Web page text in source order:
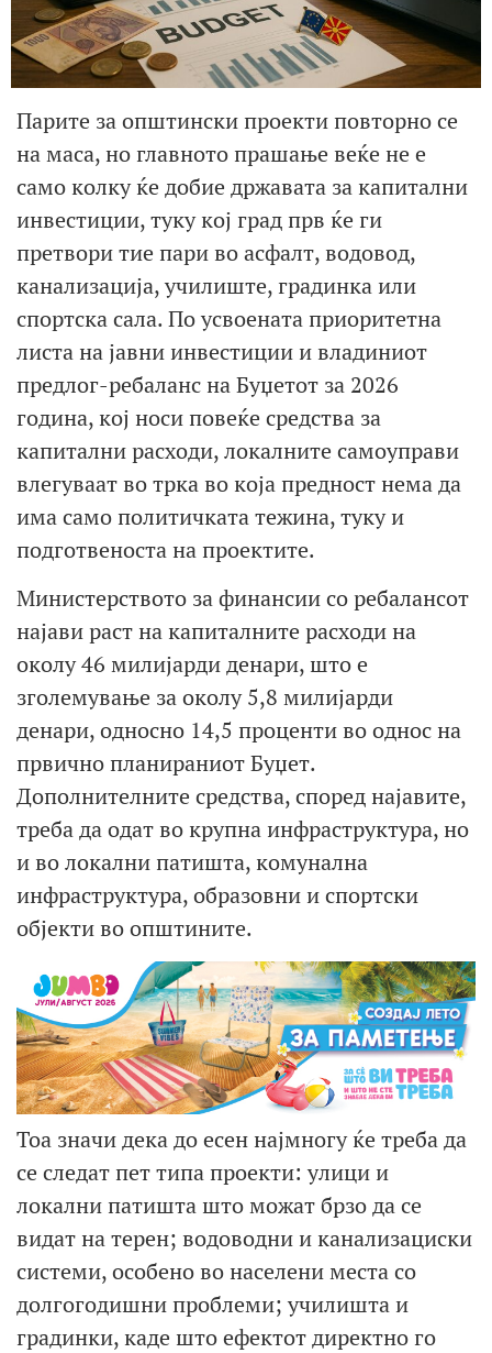
Парите за општински проекти повторно се
на маса, но главното прашање веќе не е
само колку ќе добие државата за капитални
инвестиции, туку кој град прв ќе ги
претвори тие пари во асфалт, водовод,
канализација, училиште, градинка или
спортска сала. По усвоената приоритетна
листа на јавни инвестиции и владиниот
предлог-ребаланс на Буџетот за 2026
година, кој носи повеќе средства за
капитални расходи, локалните самоуправи
влегуваат во трка во која предност нема да
има само политичката тежина, туку и
подготвеноста на проектите.
Министерството за финансии со ребалансот
најави раст на капиталните расходи на
околу 46 милијарди денари, што е
зголемување за околу 5,8 милијарди
денари, односно 14,5 проценти во однос на
првично планираниот Буџет.
Дополнителните средства, според најавите,
треба да одат во крупна инфраструктура, но
и во локални патишта, комунална
инфраструктура, образовни и спортски
објекти во општините.
Тоа значи дека до есен најмногу ќе треба да
се следат пет типа проекти: улици и
локални патишта што можат брзо да се
видат на терен; водоводни и канализациски
системи, особено во населени места со
долгогодишни проблеми; училишта и
градинки, каде што ефектот директно го